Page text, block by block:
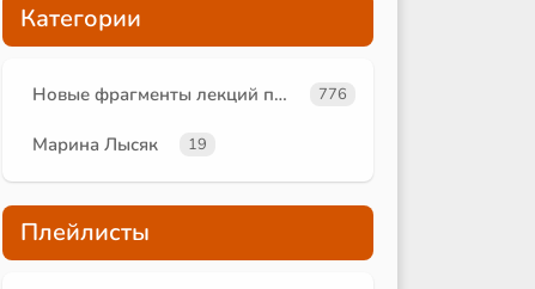
Категории
Новые фрагменты лекций преподавателей oum.ru 776
Марина Лысяк 19
Плейлисты